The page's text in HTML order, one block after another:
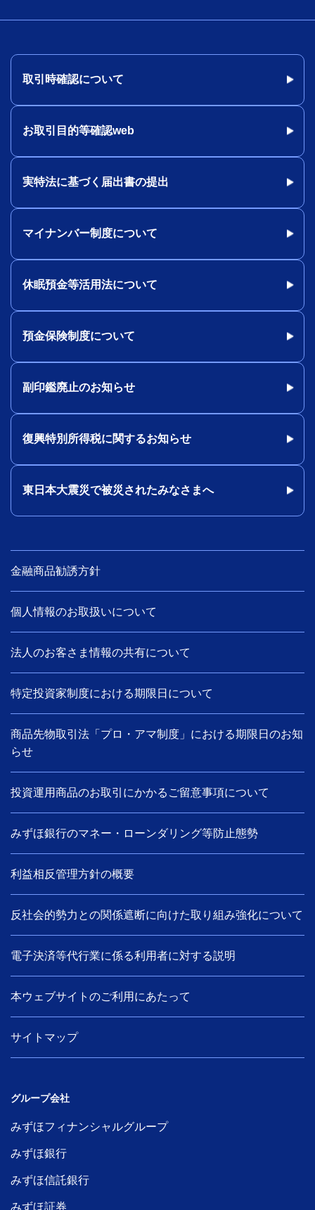
取引時確認について
お取引目的等確認web
実特法に基づく届出書の提出
マイナンバー制度について
休眠預金等活用法について
預金保険制度について
副印鑑廃止のお知らせ
復興特別所得税に関するお知らせ
東日本大震災で被災されたみなさまへ
金融商品勧誘方針
個人情報のお取扱いについて
法人のお客さま情報の共有について
特定投資家制度における期限日について
商品先物取引法「プロ・アマ制度」における期限日のお知
らせ
投資運用商品のお取引にかかるご留意事項について
みずほ銀行のマネー・ローンダリング等防止態勢
利益相反管理方針の概要
反社会的勢力との関係遮断に向けた取り組み強化について
電子決済等代行業に係る利用者に対する説明
本ウェブサイトのご利用にあたって
サイトマップ
グループ会社
みずほフィナンシャルグループ
みずほ銀行
みずほ信託銀行
みずほ証券